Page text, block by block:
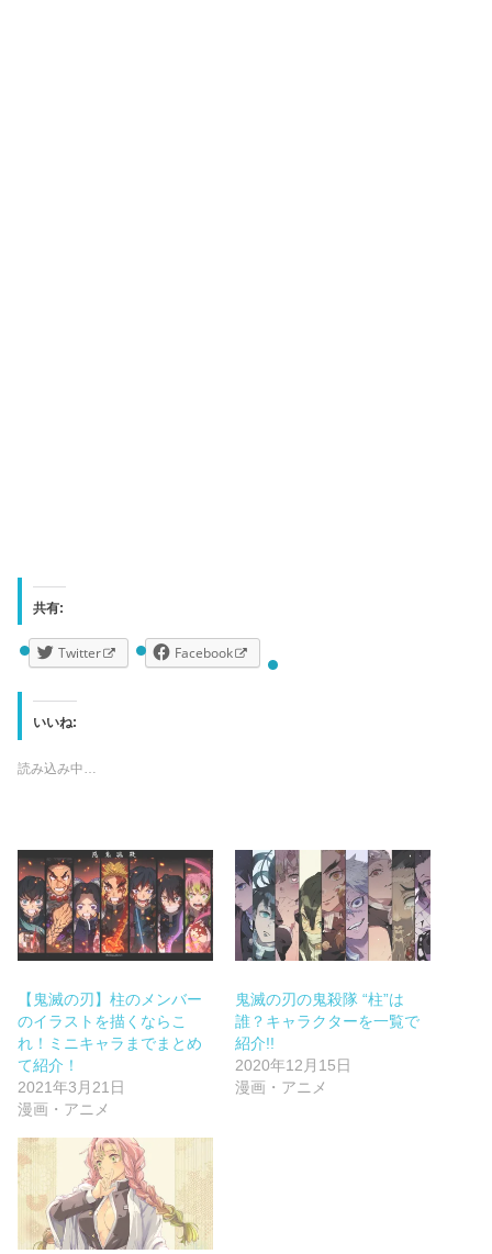
共有:
Twitter Facebook
いいね:
読み込み中…
【鬼滅の刃】柱のメンバー
のイラストを描くならこ
れ！ミニキャラまでまとめ
て紹介！
2021年3月21日
漫画・アニメ
鬼滅の刃の鬼殺隊 “柱”は
誰？キャラクターを一覧で
紹介!!
2020年12月15日
漫画・アニメ